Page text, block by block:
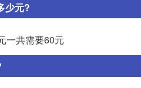
少元?
一共需要60元